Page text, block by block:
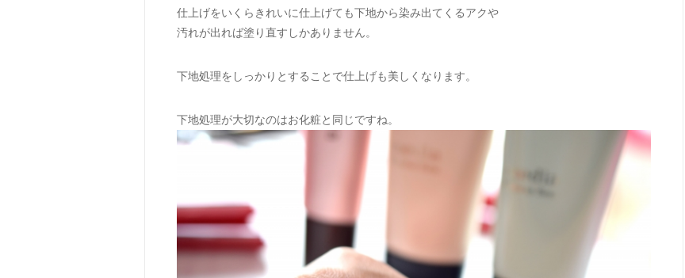
仕上げをいくらきれいに仕上げても下地から染み出てくるアクや
汚れが出れば塗り直すしかありません。
下地処理をしっかりとすることで仕上げも美しくなります。
下地処理が大切なのはお化粧と同じですね。